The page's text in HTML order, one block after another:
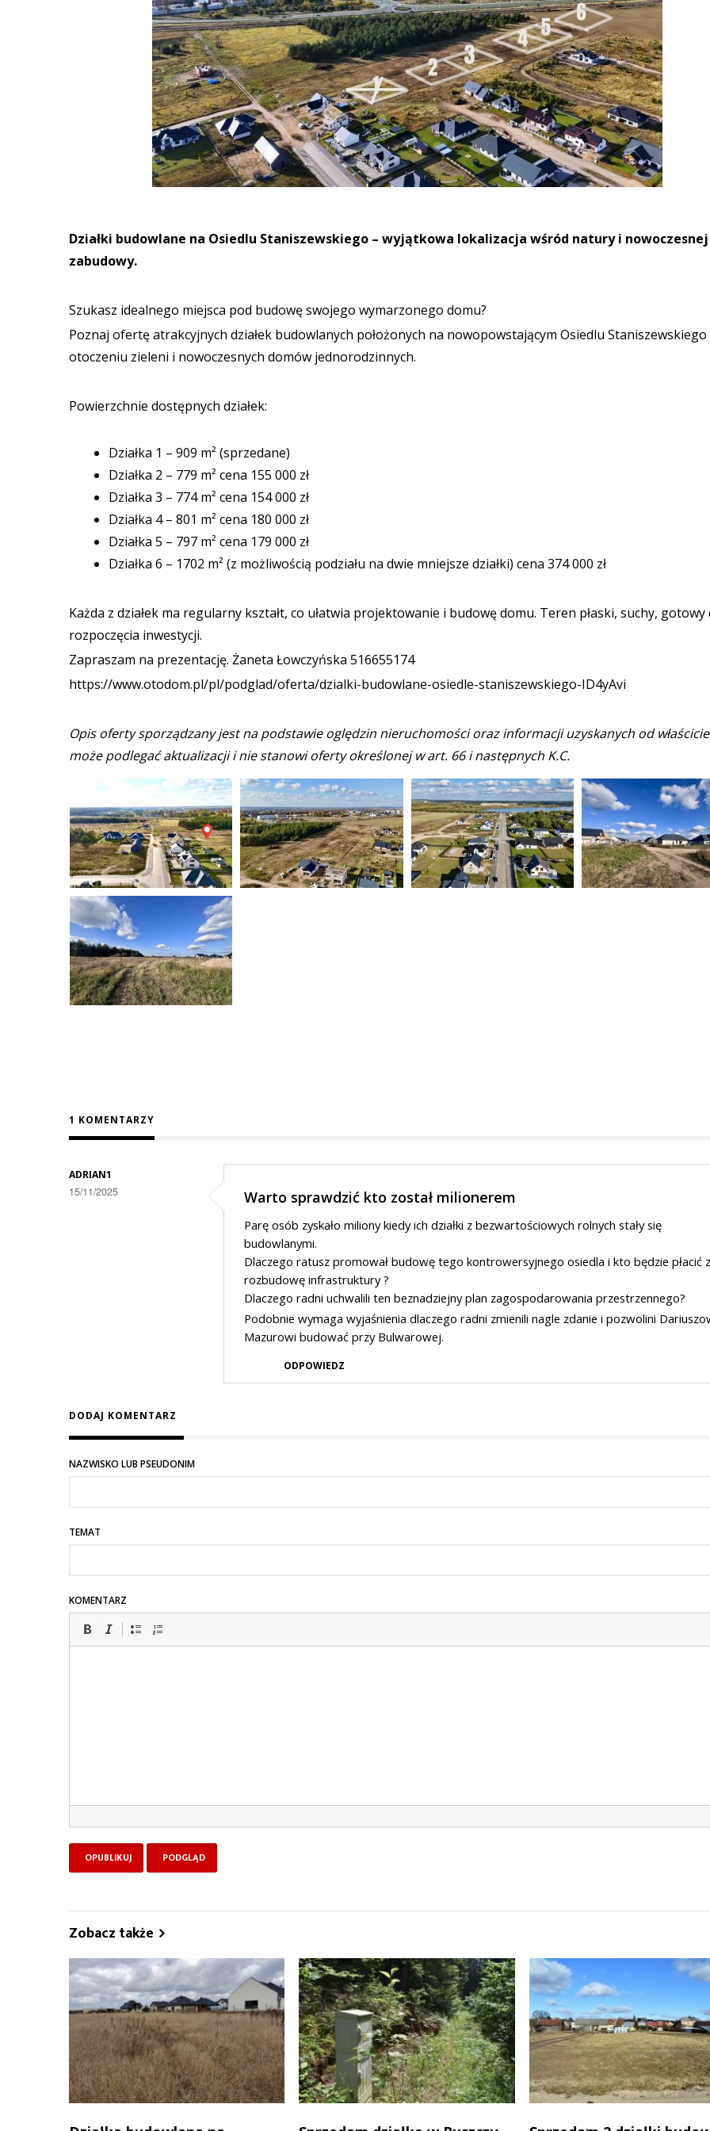
Działki budowlane na Osiedlu Staniszewskiego – wyjątkowa lokalizacja wśród natury i nowoczesnej
zabudowy.
Szukasz idealnego miejsca pod budowę swojego wymarzonego domu?
Poznaj ofertę atrakcyjnych działek budowlanych położonych na nowopowstającym Osiedlu Staniszewskiego
otoczeniu zieleni i nowoczesnych domów jednorodzinnych.
Powierzchnie dostępnych działek:
Działka 1 – 909 m² (sprzedane)
Działka 2 – 779 m² cena 155 000 zł
Działka 3 – 774 m² cena 154 000 zł
Działka 4 – 801 m² cena 180 000 zł
Działka 5 – 797 m² cena 179 000 zł
Działka 6 – 1702 m² (z możliwością podziału na dwie mniejsze działki) cena 374 000 zł
Każda z działek ma regularny kształt, co ułatwia projektowanie i budowę domu. Teren płaski, suchy, gotowy
rozpoczęcia inwestycji.
Zapraszam na prezentację. Żaneta Łowczyńska 516655174
https://www.otodom.pl/pl/podglad/oferta/dzialki-budowlane-osiedle-staniszewskiego-ID4yAvi
Opis oferty sporządzany jest na podstawie oględzin nieruchomości oraz informacji uzyskanych od
może podlegać aktualizacji i nie stanowi oferty określonej w art. 66 i następnych K.C.
1 KOMENTARZY
ADRIAN1
15/11/2025 Warto sprawdzić kto został milionerem
Parę osób zyskało miliony kiedy ich działki z bezwartościowych rolnych stały się
budowlanymi.
Dlaczego ratusz promował budowę tego kontrowersyjnego osiedla i kto będzie płacić
rozbudowę infrastruktury ?
Dlaczego radni uchwalili ten beznadziejny plan zagospodarowania przestrzennego?
Podobnie wymaga wyjaśnienia dlaczego radni zmienili nagle zdanie i pozwolini
Mazurowi budować przy Bulwarowej.
ODPOWIEDZ
DODAJ KOMENTARZ
NAZWISKO LUB PSEUDONIM
TEMAT
KOMENTARZ
Zobacz także